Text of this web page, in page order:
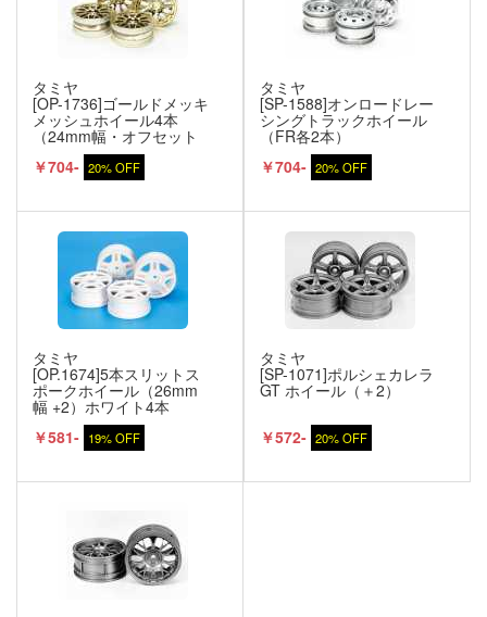
タミヤ
[OP-1736]ゴールドメッキ
メッシュホイール4本
（24mm幅・オフセット
￥704- 20% OFF
タミヤ
[SP-1588]オンロードレー
シングトラックホイール
（FR各2本）
￥704- 20% OFF
タミヤ
[OP.1674]5本スリットス
ポークホイール（26mm
幅 +2）ホワイト4本
￥581- 19% OFF
タミヤ
[SP-1071]ポルシェカレラ
GT ホイール（＋2）
￥572- 20% OFF